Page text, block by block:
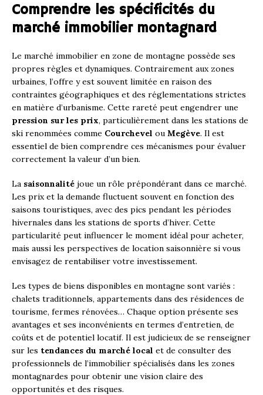
Comprendre les spécificités du
marché immobilier montagnard
Le marché immobilier en zone de montagne possède ses
propres règles et dynamiques. Contrairement aux zones
urbaines, l’offre y est souvent limitée en raison des
contraintes géographiques et des réglementations strictes
en matière d’urbanisme. Cette rareté peut engendrer une
pression sur les prix, particulièrement dans les stations de
ski renommées comme Courchevel ou Megève. Il est
essentiel de bien comprendre ces mécanismes pour évaluer
correctement la valeur d’un bien.
La saisonnalité joue un rôle prépondérant dans ce marché.
Les prix et la demande fluctuent souvent en fonction des
saisons touristiques, avec des pics pendant les périodes
hivernales dans les stations de sports d’hiver. Cette
particularité peut influencer le moment idéal pour acheter,
mais aussi les perspectives de location saisonnière si vous
envisagez de rentabiliser votre investissement.
Les types de biens disponibles en montagne sont variés :
chalets traditionnels, appartements dans des résidences de
tourisme, fermes rénovées… Chaque option présente ses
avantages et ses inconvénients en termes d’entretien, de
coûts et de potentiel locatif. Il est judicieux de se renseigner
sur les tendances du marché local et de consulter des
professionnels de l’immobilier spécialisés dans les zones
montagnardes pour obtenir une vision claire des
opportunités et des risques.